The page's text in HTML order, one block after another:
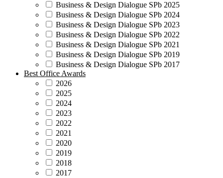
Business & Design Dialogue SPb 2025
Business & Design Dialogue SPb 2024
Business & Design Dialogue SPb 2023
Business & Design Dialogue SPb 2022
Business & Design Dialogue SPb 2021
Business & Design Dialogue SPb 2019
Business & Design Dialogue SPb 2017
Best Office Awards
2026
2025
2024
2023
2022
2021
2020
2019
2018
2017